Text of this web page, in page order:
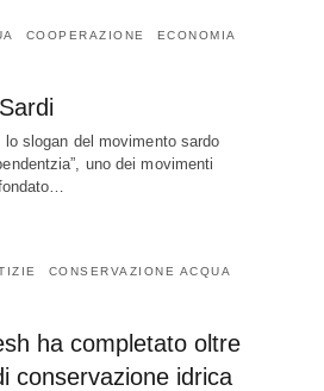
COOPERAZIONE ECONOMIA
lo slogan del movimento sardo
uno dei movimenti
CONSERVAZIONE ACQUA
ha completato oltre
conservazione idrica